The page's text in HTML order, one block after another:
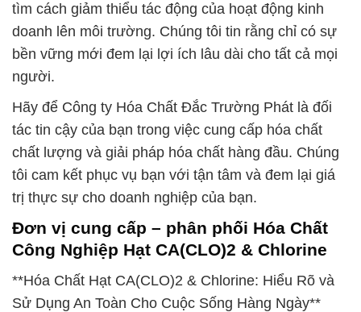
tìm cách giảm thiểu tác động của hoạt động kinh
doanh lên môi trường. Chúng tôi tin rằng chỉ có sự
bền vững mới đem lại lợi ích lâu dài cho tất cả mọi
người.
Hãy để Công ty Hóa Chất Đắc Trường Phát là đối
tác tin cậy của bạn trong việc cung cấp hóa chất
chất lượng và giải pháp hóa chất hàng đầu. Chúng
tôi cam kết phục vụ bạn với tận tâm và đem lại giá
trị thực sự cho doanh nghiệp của bạn.
Đơn vị cung cấp – phân phối Hóa Chất
Công Nghiệp Hạt CA(CLO)2 & Chlorine
**Hóa Chất Hạt CA(CLO)2 & Chlorine: Hiểu Rõ và
Sử Dụng An Toàn Cho Cuộc Sống Hàng Ngày**